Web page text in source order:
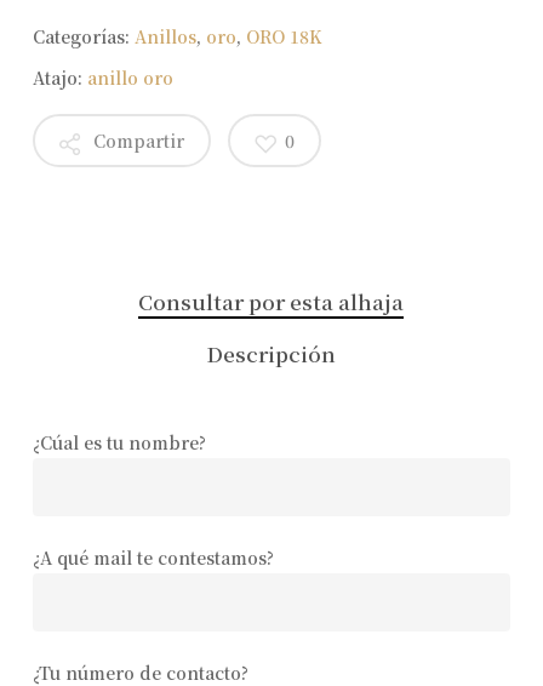
Categorías: Anillos, oro, ORO 18K
Atajo: anillo oro
Compartir 0
Consultar por esta alhaja
Descripción
¿Cúal es tu nombre?
¿A qué mail te contestamos?
¿Tu número de contacto?